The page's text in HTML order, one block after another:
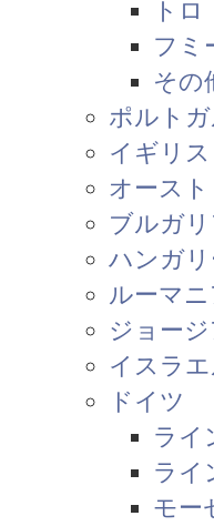
トロ
フミ
その
ポルト
イギリス
オース
ブルガ
ハンガ
ルーマ
ジョー
イスラ
ドイツ
ライ
ライ
モー